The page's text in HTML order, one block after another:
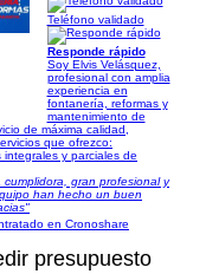
Teléfono validado
Responde rápido
Soy Elvis Velásquez,
profesional con amplia
experiencia en
fontanería, reformas y
mantenimiento de
de máxima calidad,
que ofrezco:
y parciales de
gran profesional y
han hecho un buen
en Cronoshare
presupuesto